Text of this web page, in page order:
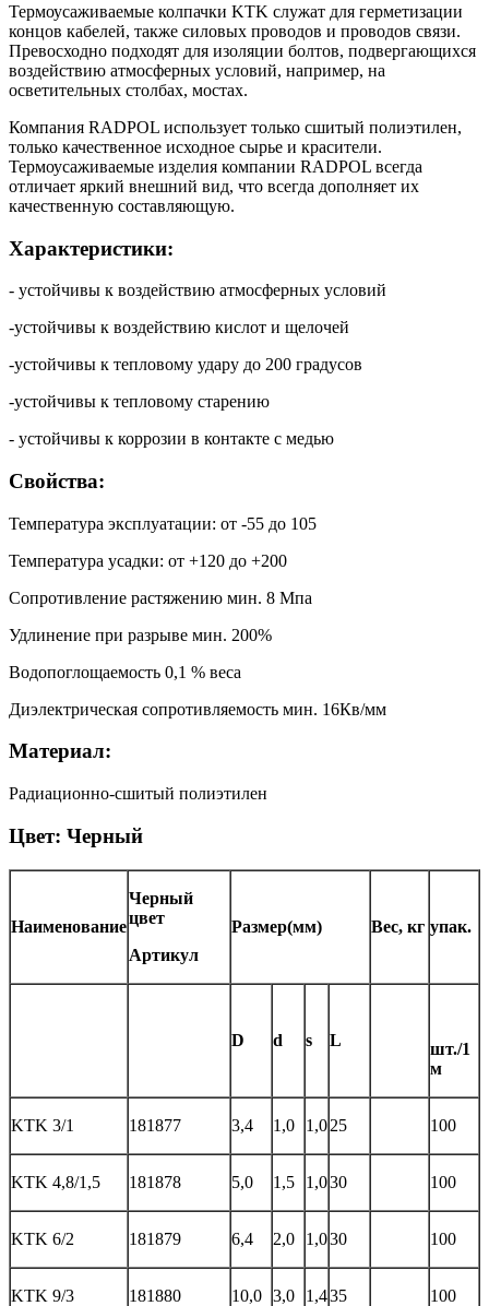
Термоусаживаемые колпачки KTK служат для герметизации
концов кабелей, также силовых проводов и проводов связи.
Превосходно подходят для изоляции болтов, подвергающихся
воздействию атмосферных условий, например, на
осветительных столбах, мостах.
Компания RADPOL использует только сшитый полиэтилен,
только качественное исходное сырье и красители.
Термоусаживаемые изделия компании RADPOL всегда
отличает яркий внешний вид, что всегда дополняет их
качественную составляющую.
Характеристики:
- устойчивы к воздействию атмосферных условий
-устойчивы к воздействию кислот и щелочей
-устойчивы к тепловому удару до 200 градусов
-устойчивы к тепловому старению
- устойчивы к коррозии в контакте с медью
Свойства:
Температура эксплуатации: от -55 до 105
Температура усадки: от +120 до +200
Сопротивление растяжению мин. 8 Мпа
Удлинение при разрыве мин. 200%
Водопоглощаемость 0,1 % веса
Диэлектрическая сопротивляемость мин. 16Кв/мм
Материал:
Радиационно-сшитый полиэтилен
Цвет: Черный
Наименование
Черный
цвет
Артикул
Размер(мм) Вес, кг упак.
D d s L
шт./1
м
KTK 3/1 181877 3,4 1,0 1,025 100
KTK 4,8/1,5 181878 5,0 1,5 1,030 100
KTK 6/2 181879 6,4 2,0 1,030 100
KTK 9/3 181880 10,0 3,0 1,435 100